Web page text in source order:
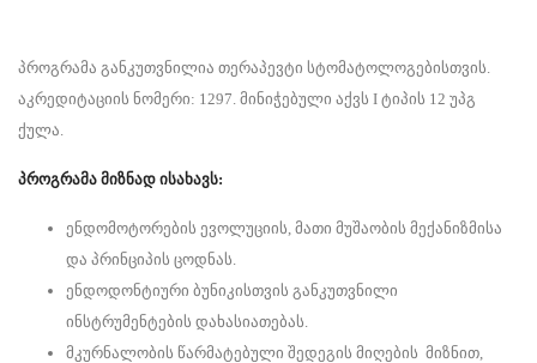
პროგრამა განკუთვნილია თერაპევტი სტომატოლოგებისთვის.
აკრედიტაციის ნომერი: 1297. მინიჭებული აქვს I ტიპის 12 უპგ
ქულა.
პროგრამა მიზნად ისახავს:
ენდომოტორების ევოლუციის, მათი მუშაობის მექანიზმისა
და პრინციპის ცოდნას.
ენდოდონტიური ბუნიკისთვის განკუთვნილი
ინსტრუმენტების დახასიათებას.
მკურნალობის წარმატებული შედეგის მიღების მიზნით,